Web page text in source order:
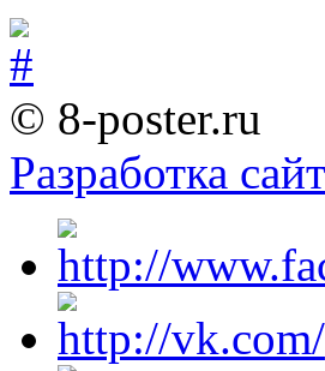
© 8-poster.ru
Разработка